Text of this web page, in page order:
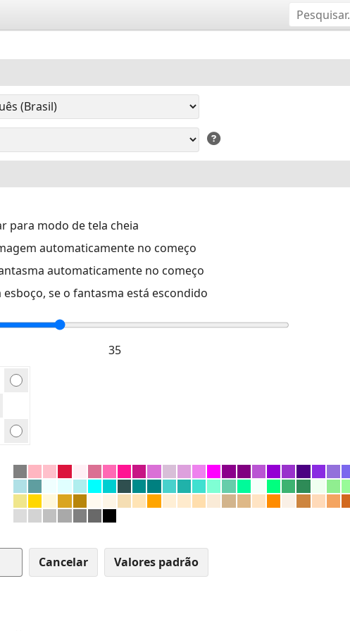
para modo de tela cheia
automaticamente no começo
automaticamente no começo
esboço, se o fantasma está escondido
Cancelar